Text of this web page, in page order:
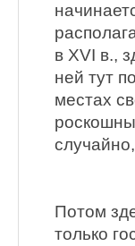
в XVI в.,
ней тут
местах
Потом
только